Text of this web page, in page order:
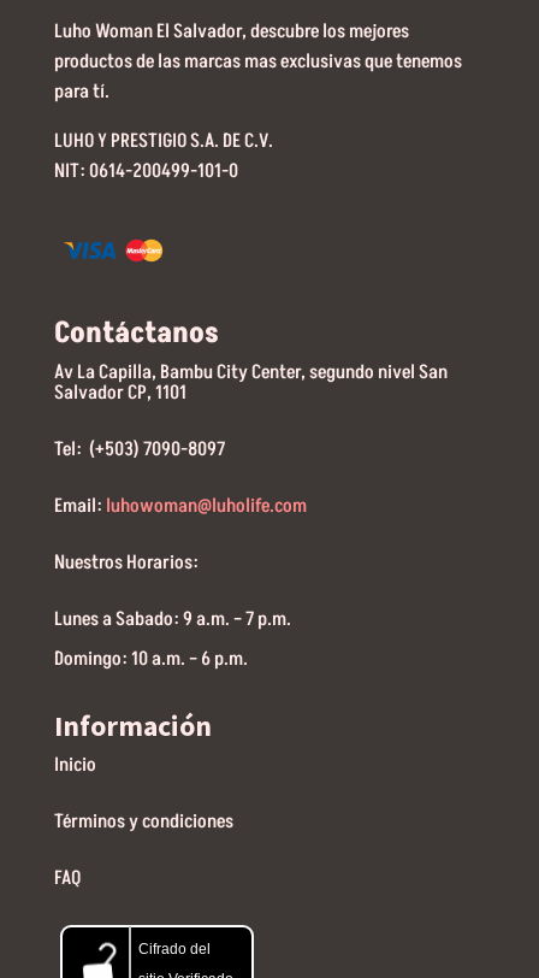
Luho Woman El Salvador, descubre los mejores
productos de las marcas mas exclusivas que tenemos
para tí.
LUHO Y PRESTIGIO S.A. DE C.V.
NIT: 0614-200499-101-0
Contáctanos
Av La Capilla, Bambu City Center, segundo nivel San
Salvador CP, 1101
Tel: (+503) 7090-8097
Email: luhowoman@luholife.com
Nuestros Horarios:
Lunes a Sabado: 9 a.m. – 7 p.m.
Domingo: 10 a.m. – 6 p.m.
Información
Inicio
Términos y condiciones
FAQ